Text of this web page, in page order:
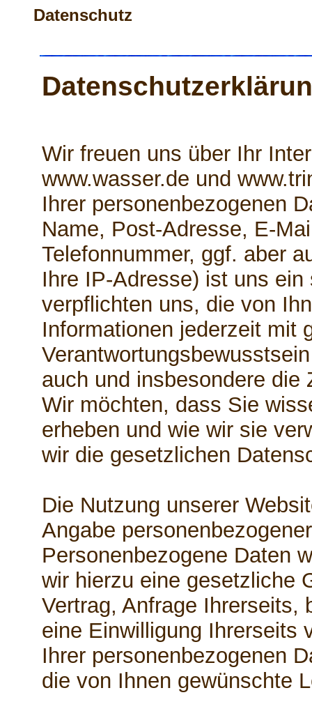
Datenschutz
Wir freuen uns über Ihr
www.wasser.de und
Ihrer personenbezogenen
Name, Post-Adresse, E-
Telefonnummer, ggf. aber
Ihre IP-Adresse) ist uns
verpflichten uns, die von
Informationen jederzeit mit
auch und insbesondere die
Wir möchten, dass Sie
erheben und wie wir sie
wir die gesetzlichen
Die Nutzung unserer
Angabe
Personenbezogene Daten
wir hierzu eine gesetzliche
Vertrag, Anfrage Ihrerseits,
eine Einwilligung Ihrerseits
Ihrer personenbezogenen
die von Ihnen gewünschte